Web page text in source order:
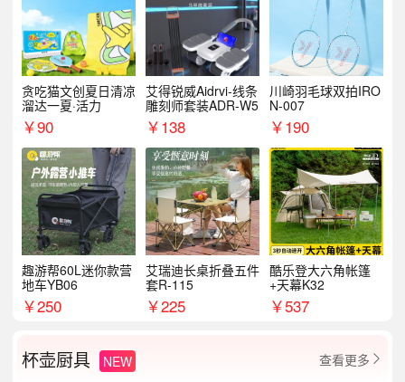
贪吃猫文创夏日清凉
溜达一夏·活力
￥90
艾得锐威Aidrvi-线条
雕刻师套装ADR-W5
￥138
川崎羽毛球双拍IRO
N-007
￥190
趣游帮60L迷你款营
地车YB06
￥250
艾瑞迪长桌折叠五件
套R-115
￥225
酷乐登大六角帐篷
+天幕K32
￥537
杯壶厨具 NEW 查看更多 